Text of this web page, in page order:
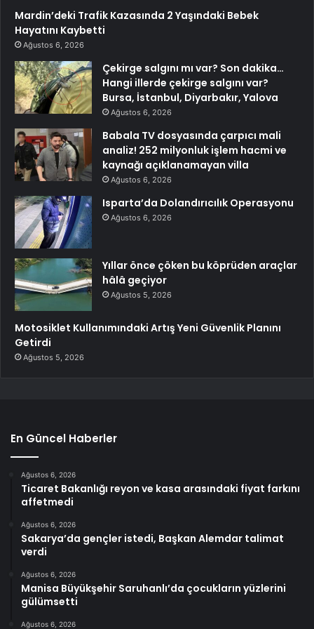
Mardin’deki Trafik Kazasında 2 Yaşındaki Bebek
Hayatını Kaybetti
Ağustos 6, 2026
Çekirge salgını mı var? Son dakika…
Hangi illerde çekirge salgını var?
Bursa, İstanbul, Diyarbakır, Yalova
Ağustos 6, 2026
Babala TV dosyasında çarpıcı mali
analiz! 252 milyonluk işlem hacmi ve
kaynağı açıklanamayan villa
Ağustos 6, 2026
Isparta’da Dolandırıcılık Operasyonu
Ağustos 6, 2026
Yıllar önce çöken bu köprüden araçlar
hâlâ geçiyor
Ağustos 5, 2026
Motosiklet Kullanımındaki Artış Yeni Güvenlik Planını
Getirdi
Ağustos 5, 2026
En Güncel Haberler
Ağustos 6, 2026
Ticaret Bakanlığı reyon ve kasa arasındaki fiyat farkını
affetmedi
Ağustos 6, 2026
Sakarya’da gençler istedi, Başkan Alemdar talimat
verdi
Ağustos 6, 2026
Manisa Büyükşehir Saruhanlı’da çocukların yüzlerini
gülümsetti
Ağustos 6, 2026